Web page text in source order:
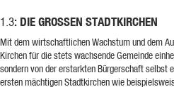
1.3: DIE GROSSEN STADTKIRCHEN
Mit dem wirtschaftlichen Wachstum und dem
Kirchen für die stets wachsende Gemeinde
sondern von der erstarkten Bürgerschaft selbst
ersten mächtigen Stadtkirchen wie